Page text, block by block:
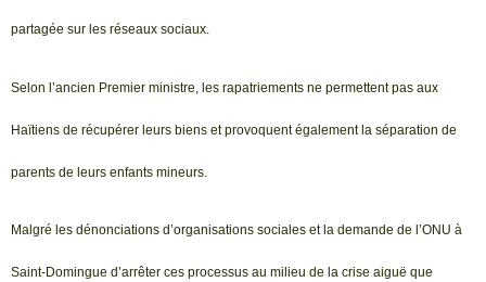
partagée sur les réseaux sociaux.
Selon l’ancien Premier ministre, les rapatriements ne permettent pas aux
Haïtiens de récupérer leurs biens et provoquent également la séparation de
parents de leurs enfants mineurs.
Malgré les dénonciations d’organisations sociales et la demande de l’ONU à
Saint-Domingue d’arrêter ces processus au milieu de la crise aiguë que